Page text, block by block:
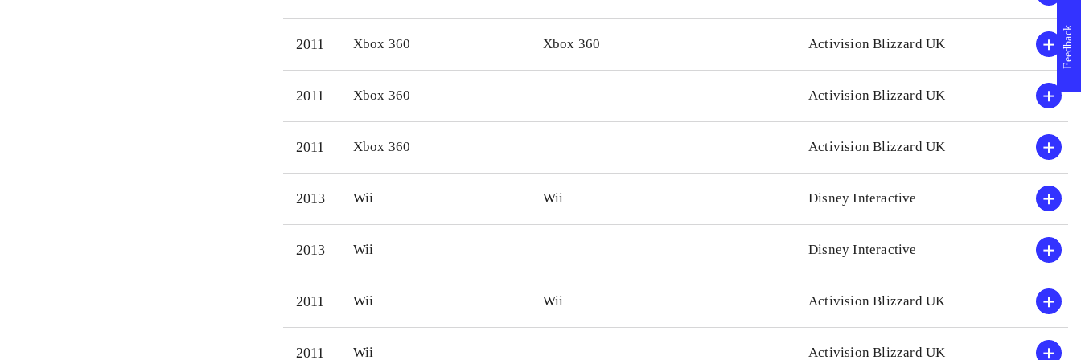
2011 Xbox 360 Xbox 360 Activision Blizzard UK
2011 Xbox 360 Activision Blizzard UK
2011 Xbox 360 Activision Blizzard UK
2013 Wii Wii Disney Interactive
2013 Wii Disney Interactive
2011 Wii Wii Activision Blizzard UK
2011 Wii Activision Blizzard UK
Feedback